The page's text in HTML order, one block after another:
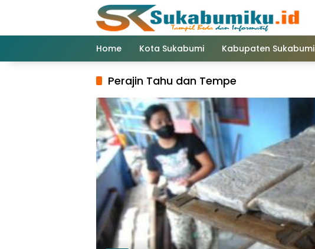
Home Kota Sukabumi Kabupaten Sukabumi
Perajin Tahu dan Tempe